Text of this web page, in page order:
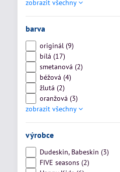
zobrazit všechny
barva
originál (9)
bílá (17)
smetanová (2)
béžová (4)
žlutá (2)
oranžová (3)
zobrazit všechny
výrobce
Dudeskin, Babeskin (3)
FIVE seasons (2)